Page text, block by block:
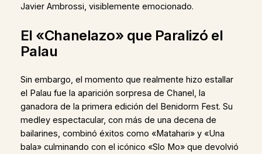
Javier Ambrossi, visiblemente emocionado.
El «Chanelazo» que Paralizó el
Palau
Sin embargo, el momento que realmente hizo estallar
el Palau fue la aparición sorpresa de Chanel, la
ganadora de la primera edición del Benidorm Fest. Su
medley espectacular, con más de una decena de
bailarines, combinó éxitos como «Matahari» y «Una
bala» culminando con el icónico «Slo Mo» que devolvió